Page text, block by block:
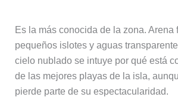
Es la más conocida de la zona. Arena
pequeños islotes y aguas
cielo nublado se intuye por qué está
de las mejores playas de la isla,
pierde parte de su espectacularidad.